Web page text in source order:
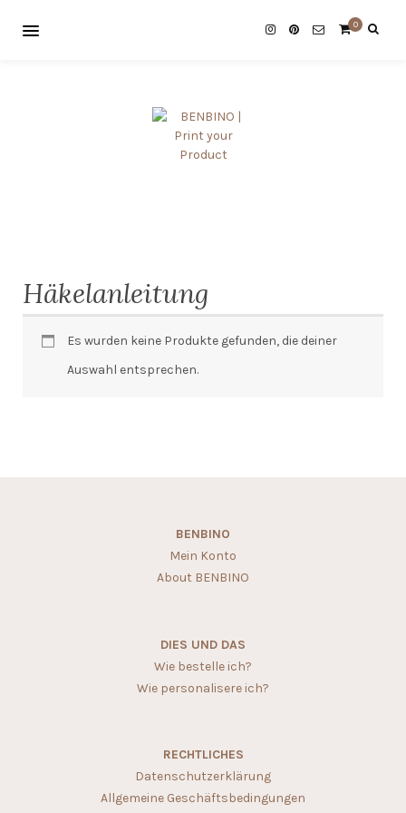
0
Häkelanleitung
Es wurden keine Produkte gefunden, die deiner
Auswahl entsprechen.
BENBINO
Mein Konto
About BENBINO
DIES UND DAS
Wie bestelle ich?
Wie personalisere ich?
RECHTLICHES
Datenschutzerklärung
Allgemeine Geschäftsbedingungen